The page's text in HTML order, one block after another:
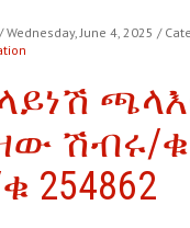
/ Wednesday, June 4, 2025 /
ሽብሩ/
254862